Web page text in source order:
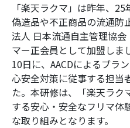
「楽天ラクマ」は昨年、
偽造品や不正商品の流通防
法人 日本流通自主管理協会
マー正会員として加盟しま
10日に、AACDによるブラ
心安全対策に従事する担当
た。本研修は、「楽天ラク
する安心・安全なフリマ体
な取り組みとなります。